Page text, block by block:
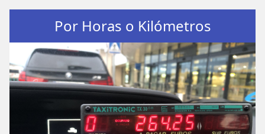
Por Horas o Kilómetros